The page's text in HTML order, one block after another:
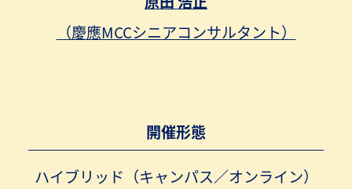
（慶應MCCシニアコンサルタント）
開催形態
ハイブリッド（キャンパス／オンライン）